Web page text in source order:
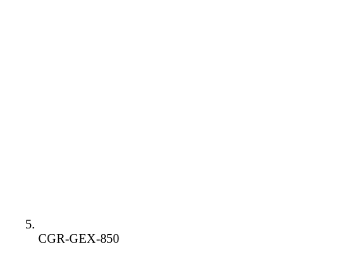
CGR-GEX-850